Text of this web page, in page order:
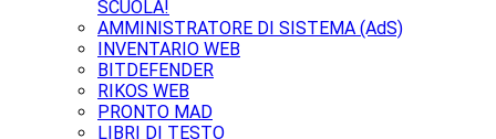
SCUOLA!
AMMINISTRATORE DI SISTEMA (AdS)
INVENTARIO WEB
BITDEFENDER
RIKOS WEB
PRONTO MAD
LIBRI DI TESTO